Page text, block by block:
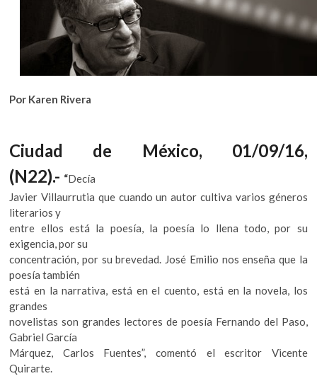
p
e
Por Karen Rivera
Ciudad de México, 01/09/16,
(N22).- “Decía
Javier Villaurrutia que cuando un autor cultiva varios géneros
literarios y
entre ellos está la poesía, la poesía lo llena todo, por su
exigencia, por su
concentración, por su brevedad. José Emilio nos enseña que la
poesía también
está en la narrativa, está en el cuento, está en la novela, los
grandes
novelistas son grandes lectores de poesía Fernando del Paso,
Gabriel García
Márquez, Carlos Fuentes”, comentó el escritor Vicente
Quirarte.